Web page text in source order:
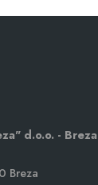
d.o.o. - Breza
Breza